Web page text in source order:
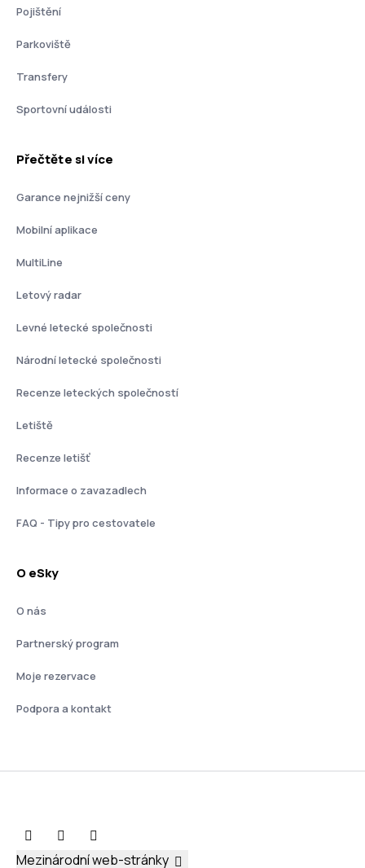
Pojištění
Parkoviště
Transfery
Sportovní události
Přečtěte si více
Garance nejnižší ceny
Mobilní aplikace
MultiLine
Letový radar
Levné letecké společnosti
Národní letecké společnosti
Recenze leteckých společností
Letiště
Recenze letišť
Informace o zavazadlech
FAQ - Tipy pro cestovatele
O eSky
O nás
Partnerský program
Moje rezervace
Podpora a kontakt
Mezinárodní web-stránky